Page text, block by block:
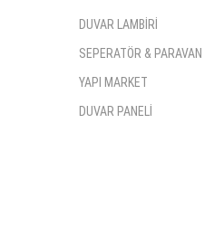
DUVAR LAMBİRİ
SEPERATÖR & PARAVAN
YAPI MARKET
DUVAR PANELİ